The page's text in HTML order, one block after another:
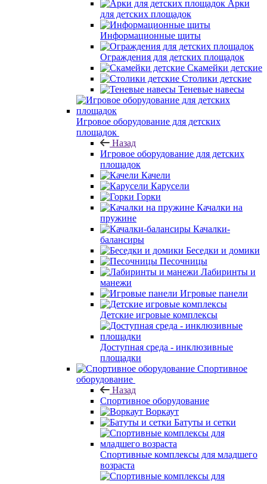
Арки
для детских площадок
Информационные щиты
Ограждения для детских площадок
Скамейки детские
Столики детские
Теневые навесы
Игровое оборудование для детских
площадок
Назад
Игровое оборудование для детских
площадок
Качели
Карусели
Горки
Качалки на
пружине
Качалки-
балансиры
Беседки и домики
Песочницы
Лабиринты и
манежи
Игровые панели
Детские игровые комплексы
Доступная среда - инклюзивные
площадки
Спортивное
оборудование
Назад
Спортивное оборудование
Воркаут
Батуты и сетки
Спортивные комплексы для младшего
возраста